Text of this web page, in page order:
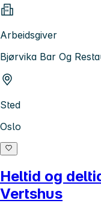
Arbeidsgiver
Bjørvika Bar Og
Sted
Oslo
Heltid og
Vertshus